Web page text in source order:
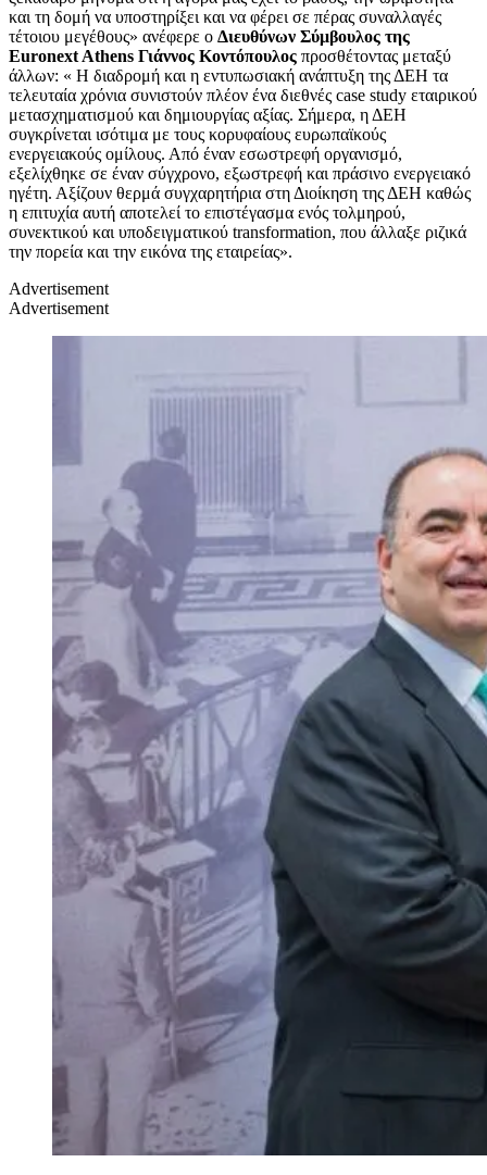
και τη δομή να υποστηρίξει και να φέρει σε πέρας συναλλαγές
τέτοιου μεγέθους» ανέφερε ο Διευθύνων Σύμβουλος της
Euronext Athens Γιάννος Κοντόπουλος προσθέτοντας μεταξύ
άλλων: « Η διαδρομή και η εντυπωσιακή ανάπτυξη της ΔΕΗ τα
τελευταία χρόνια συνιστούν πλέον ένα διεθνές case study εταιρικού
μετασχηματισμού και δημιουργίας αξίας. Σήμερα, η ΔΕΗ
συγκρίνεται ισότιμα με τους κορυφαίους ευρωπαϊκούς
ενεργειακούς ομίλους. Από έναν εσωστρεφή οργανισμό,
εξελίχθηκε σε έναν σύγχρονο, εξωστρεφή και πράσινο ενεργειακό
ηγέτη. Αξίζουν θερμά συγχαρητήρια στη Διοίκηση της ΔΕΗ καθώς
η επιτυχία αυτή αποτελεί το επιστέγασμα ενός τολμηρού,
συνεκτικού και υποδειγματικού transformation, που άλλαξε ριζικά
την πορεία και την εικόνα της εταιρείας».
Advertisement
Advertisement